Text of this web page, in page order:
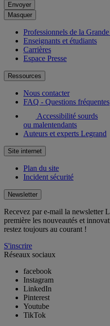
Envoyer
Masquer
Professionnels de la
Enseignants et étudiants
Carrières
Espace Presse
Ressources
Nous contacter
FAQ - Questions fréquentes
Accessibilité sourds
ou malentendants
Auteurs et experts Legrand
Site internet
Plan du site
Incident sécurité
Newsletter
Recevez par e-mail la newsletter
première les nouveautés et
restez toujours au courant !
S'inscrire
Réseaux sociaux
facebook
Instagram
LinkedIn
Pinterest
Youtube
TikTok